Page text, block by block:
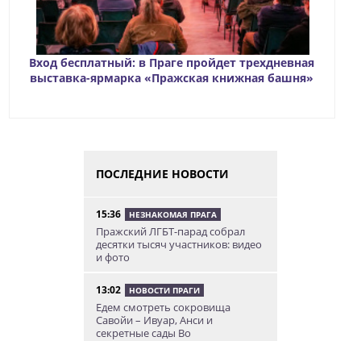
Вход бесплатный: в Праге пройдет трехдневная
выставка-ярмарка «Пражская книжная башня»
ПОСЛЕДНИЕ НОВОСТИ
15:36 НЕЗНАКОМАЯ ПРАГА
Пражский ЛГБТ-парад собрал
десятки тысяч участников: видео
и фото
13:02 НОВОСТИ ПРАГИ
Едем смотреть сокровища
Савойи – Ивуар, Анси и
секретные сады Во